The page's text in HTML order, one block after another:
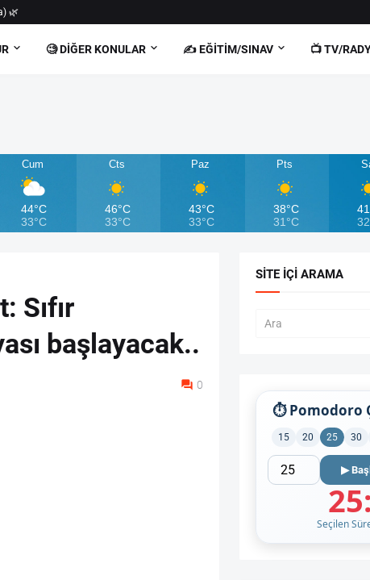
🌿
🧐 DIĞER KONULAR ✍️ EĞITIM/SINAV 📺 TV/
Cum
44°C
33°C
Cts
46°C
33°C
Paz
43°C
33°C
Pts
38°C
31°C
Sıfır
başlayacak..
0
SITE İÇI ARAMA
⏱ Pomodoro
15 20 25 30
▶
Seçilen